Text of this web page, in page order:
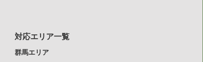
対応エリア一覧
群馬エリア